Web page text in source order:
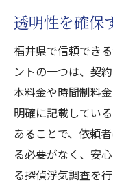
透明性を確保
福井県で信頼でき
ントの一つは、契
本料金や時間制料
明確に記載してい
あることで、依頼
る必要がなく、安
る探偵浮気調査を